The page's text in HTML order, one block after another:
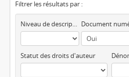
Filtrer les résultats par :
Niveau de description
Statut des droits d'auteur